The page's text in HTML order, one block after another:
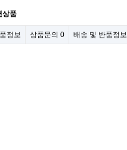
상품
정보 상품문의 0 배송 및 반품정보